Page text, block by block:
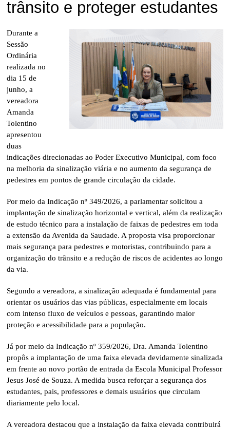
trânsito e proteger estudantes
Durante a
Sessão
Ordinária
realizada no
dia 15 de
junho, a
vereadora
Amanda
Tolentino
apresentou
duas
indicações direcionadas ao Poder Executivo Municipal, com foco
na melhoria da sinalização viária e no aumento da segurança de
pedestres em pontos de grande circulação da cidade.
Por meio da Indicação nº 349/2026, a parlamentar solicitou a
implantação de sinalização horizontal e vertical, além da realização
de estudo técnico para a instalação de faixas de pedestres em toda
a extensão da Avenida da Saudade. A proposta visa proporcionar
mais segurança para pedestres e motoristas, contribuindo para a
organização do trânsito e a redução de riscos de acidentes ao longo
da via.
Segundo a vereadora, a sinalização adequada é fundamental para
orientar os usuários das vias públicas, especialmente em locais
com intenso fluxo de veículos e pessoas, garantindo maior
proteção e acessibilidade para a população.
Já por meio da Indicação nº 359/2026, Dra. Amanda Tolentino
propôs a implantação de uma faixa elevada devidamente sinalizada
em frente ao novo portão de entrada da Escola Municipal Professor
Jesus José de Souza. A medida busca reforçar a segurança dos
estudantes, pais, professores e demais usuários que circulam
diariamente pelo local.
A vereadora destacou que a instalação da faixa elevada contribuirá